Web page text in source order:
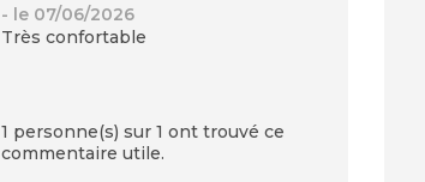
- le 07/06/2026
Très confortable
1 personne(s) sur 1 ont trouvé ce
commentaire utile.